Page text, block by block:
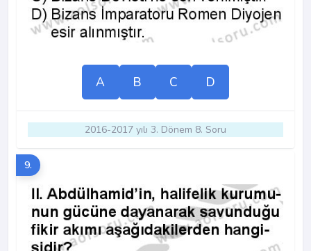
A B C D
2016-2017 yılı 3. Dönem 8. Soru
9.